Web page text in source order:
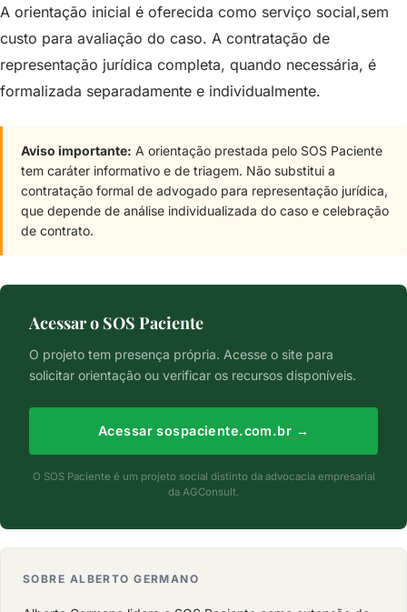
A orientação inicial é oferecida como serviço social,sem
custo para avaliação do caso. A contratação de
representação jurídica completa, quando necessária, é
formalizada separadamente e individualmente.
Aviso importante: A orientação prestada pelo SOS Paciente
tem caráter informativo e de triagem. Não substitui a
contratação formal de advogado para representação jurídica,
que depende de análise individualizada do caso e celebração
de contrato.
Acessar o SOS Paciente
O projeto tem presença própria. Acesse o site para
solicitar orientação ou verificar os recursos disponíveis.
Acessar sospaciente.com.br →
O SOS Paciente é um projeto social distinto da advocacia empresarial
da AGConsult.
SOBRE ALBERTO GERMANO